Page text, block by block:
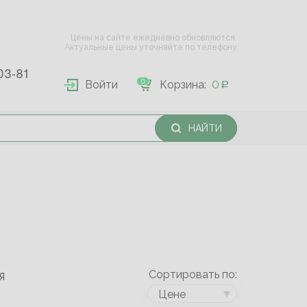
Цены на сайте ежедневно обновляются.
Актуальные цены уточняйте по телефону
81
Войти Корзина: 0
0
НАЙТИ
Я
Сортировать по:
Цене